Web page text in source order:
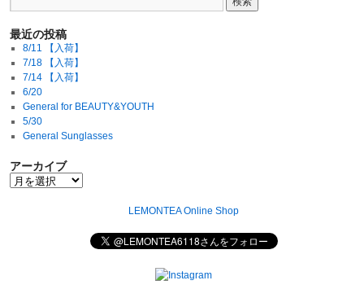
最近の投稿
8/11 【入荷】
7/18 【入荷】
7/14 【入荷】
6/20
General for BEAUTY&YOUTH
5/30
General Sunglasses
アーカイブ
LEMONTEA Online Shop